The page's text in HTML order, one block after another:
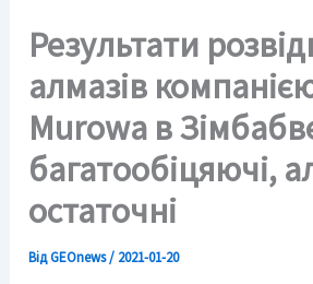
Результати
алмазів
Murowa в
багатообіцяючі,
остаточні
ВідGEOnews/ 2021-01-20